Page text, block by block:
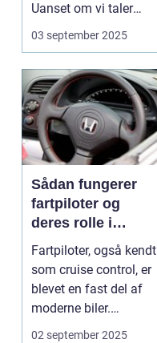
Uanset om vi taler
dagligvarer til
supermarkedet...
03 september 2025
Sådan fungerer
fartpiloter og
deres rolle i
sikkerhed
Fartpiloter, også kendt
som cruise control, er
blevet en fast del af
moderne biler.
Systemet g...
02 september 2025